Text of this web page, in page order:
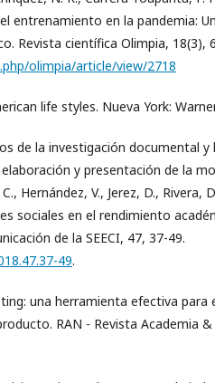
entrenamiento en la pandemia:
Revista científica Olimpia, 18(3),
olimpia/article/view/2718
life styles. Nueva York:
de la investigación documental y
y presentación de la
Hernández, V., Jerez, D., Rivera,
sociales en el rendimiento
de la SEECI, 47, 37-49.
49.
una herramienta efectiva para
RAN - Revista Academia &